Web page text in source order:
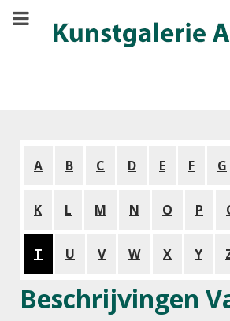
A B C D E F G
K L M N O P
T U V W X Y
Beschrijvingen